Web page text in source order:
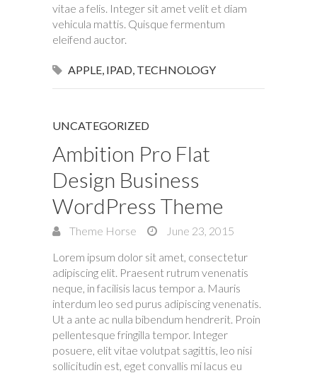
vitae a felis. Integer sit amet velit et diam
vehicula mattis. Quisque fermentum
eleifend auctor.
APPLE, IPAD, TECHNOLOGY
UNCATEGORIZED
Ambition Pro Flat
Design Business
WordPress Theme
Theme Horse
June 23, 2015
Lorem ipsum dolor sit amet, consectetur
adipiscing elit. Praesent rutrum venenatis
neque, in facilisis lacus tempor a. Mauris
interdum leo sed purus adipiscing venenatis.
Ut a ante ac nulla bibendum hendrerit. Proin
pellentesque fringilla tempor. Integer
posuere, elit vitae volutpat sagittis, leo nisi
sollicitudin est, eget convallis mi lacus eu